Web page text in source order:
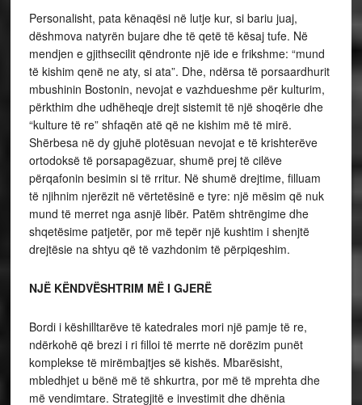
Personalisht, pata kënaqësi në lutje kur, si bariu juaj,
dëshmova natyrën bujare dhe të qetë të kësaj tufe. Në
mendjen e gjithsecilit qëndronte një ide e frikshme: “mund
të kishim qenë ne aty, si ata”. Dhe, ndërsa të porsaardhurit
mbushinin Bostonin, nevojat e vazhdueshme për kulturim,
përkthim dhe udhëheqje drejt sistemit të një shoqërie dhe
“kulture të re” shfaqën atë që ne kishim më të mirë.
Shërbesa në dy gjuhë plotësuan nevojat e të krishterëve
ortodoksë të porsapagëzuar, shumë prej të cilëve
përqafonin besimin si të rritur. Në shumë drejtime, filluam
të njihnim njerëzit në vërtetësinë e tyre: një mësim që nuk
mund të merret nga asnjë libër. Patëm shtrëngime dhe
shqetësime patjetër, por më tepër një kushtim i shenjtë
drejtësie na shtyu që të vazhdonim të përpiqeshim.
NJË KËNDVËSHTRIM MË I GJERË
Bordi i këshilltarëve të katedrales mori një pamje të re,
ndërkohë që brezi i ri filloi të merrte në dorëzim punët
komplekse të mirëmbajtjes së kishës. Mbarësisht,
mbledhjet u bënë më të shkurtra, por më të mprehta dhe
më vendimtare. Strategjitë e investimit dhe dhënia